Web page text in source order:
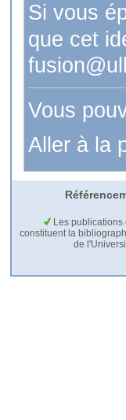
Si vous
que cet
Vous
Aller à la
Les publications
constituent la
de